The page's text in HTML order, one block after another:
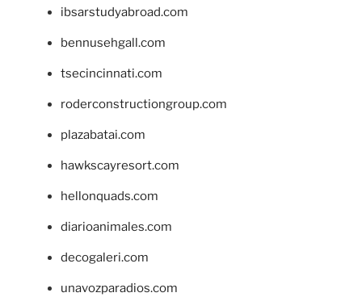
ibsarstudyabroad.com
bennusehgall.com
tsecincinnati.com
roderconstructiongroup.com
plazabatai.com
hawkscayresort.com
hellonquads.com
diarioanimales.com
decogaleri.com
unavozparadios.com